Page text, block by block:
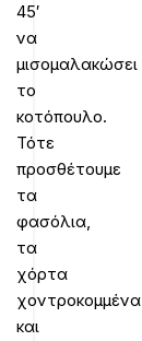
45′
να
μισομαλακώσει
το
κοτόπουλο.
Τότε
προσθέτουμε
τα
φασόλια,
τα
χόρτα
χοντροκομμένα
και